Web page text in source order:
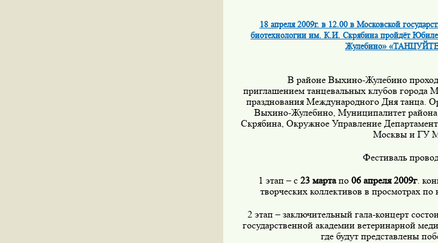
18 апреля 2009г. в 12.00 в Московской
биотехнологии им. К.И. Скрябина пройдёт
Жулебино»
В районе Выхино-Жулебино
приглашением танцевальных клубов города
празднования Международного Дня танца.
Выхино-Жулебино, Муниципалитет
Скрябина, Окружное Управление
Москвы и ГУ
Фестиваль
1 этап – с 23 мартапо 06 апреля 2009г.
творческих коллективов в просмотрах
2 этап – заключительный гала-концерт
государственной академии ветеринарной
где будут представлены